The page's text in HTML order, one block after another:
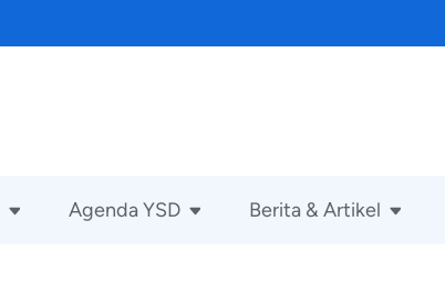
Agenda YSD Berita & Artikel